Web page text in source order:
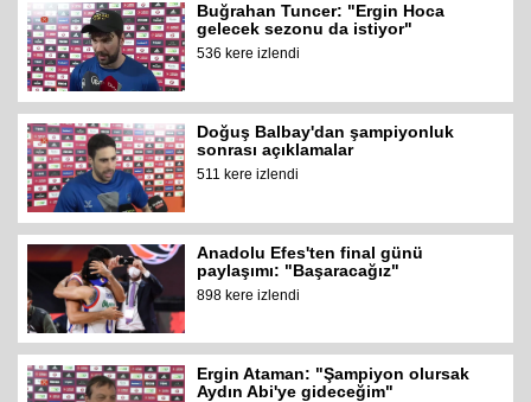
Buğrahan Tuncer: "Ergin Hoca
gelecek sezonu da istiyor"
536 kere izlendi
Doğuş Balbay'dan şampiyonluk
sonrası açıklamalar
511 kere izlendi
Anadolu Efes'ten final günü
paylaşımı: "Başaracağız"
898 kere izlendi
Ergin Ataman: "Şampiyon olursak
Aydın Abi'ye gideceğim"